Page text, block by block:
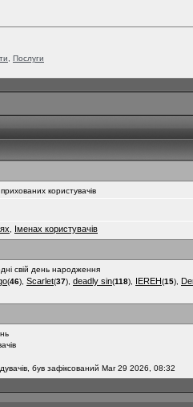
Послуги
прихованих користувачів
Іменах користувачів
свій день народження
(46), Scarlet(37), deadly sin(118), IEREH(15),
був зафіксований Mar 29 2026, 08:32